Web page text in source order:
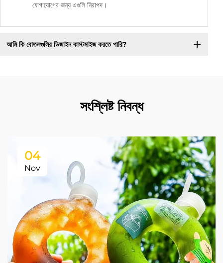
যোগাযোগের জন্য এগুলি নিরাপদ।
আমি কি বোতলগুলির ডিজাইন কাস্টমাইজ করতে পারি?
সংশ্লিষ্ট নিবন্ধ
04
Nov